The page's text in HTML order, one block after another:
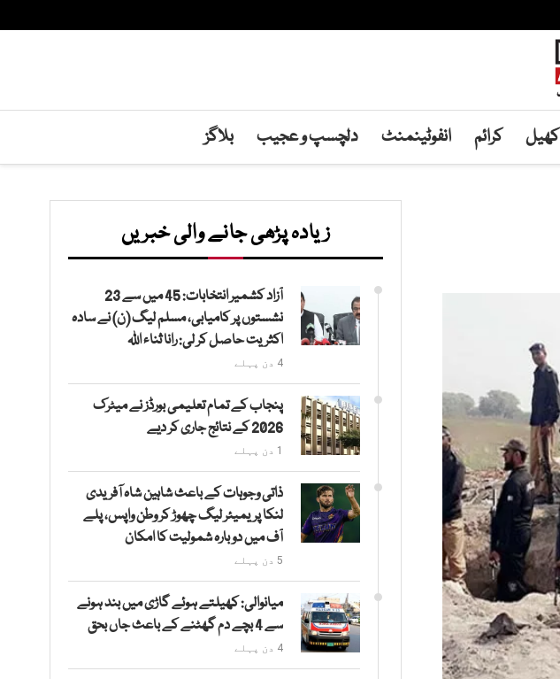
کھیل کرائم انفوٹینمنٹ دلچسپ و عجیب بلاگز
زیادہ پڑھی جانے والی خبریں
آزاد کشمیر انتخابات: 45 میں سے 23
نشستوں پر کامیابی، مسلم لیگ (ن) نے سادہ
اکثریت حاصل کر لی: رانا ثناء اللہ
4 دن پہلے
پنجاب کے تمام تعلیمی بورڈز نے میٹرک
2026 کے نتائج جاری کر دیے
1 دن پہلے
ذاتی وجوہات کے باعث شاہین شاہ آفریدی
لنکا پریمیئر لیگ چھوڑ کر وطن واپس، پلے
آف میں دوبارہ شمولیت کا امکان
5 دن پہلے
میانوالی: کھیلتے ہوئے گاڑی میں بند ہونے
سے 4 بچے دم گھٹنے کے باعث جاں بحق
4 دن پہلے